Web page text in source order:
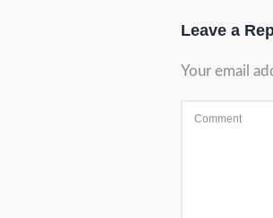
Leave a
Your email
Comment